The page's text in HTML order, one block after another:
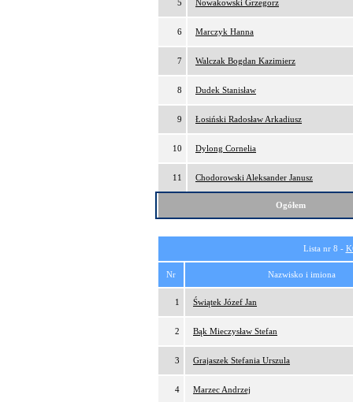
5 Nowakowski Grzegorz
6 Marczyk Hanna
7 Walczak Bogdan Kazimierz
8 Dudek Stanisław
9 Łosiński Radosław Arkadiusz
10 Dylong Cornelia
11 Chodorowski Aleksander Janusz
Ogółem
Lista nr 8 -
Nr Nazwisko i imiona
1 Świątek Józef Jan
2 Bąk Mieczysław Stefan
3 Grajaszek Stefania Urszula
4 Marzec Andrzej